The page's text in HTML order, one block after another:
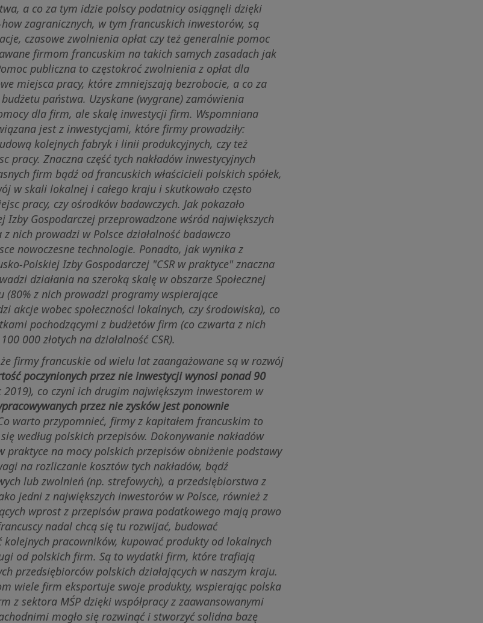
a co za tym idzie polscy podatnicy osiągnęli dzięki
zagranicznych, w tym francuskich inwestorów, są
czasowe zwolnienia opłat czy też generalnie pomoc
firmom francuskim na takich samych zasadach jak
publiczna to częstokroć zwolnienia z opłat dla
miejsca pracy, które zmniejszają bezrobocie, a co za
państwa. Uzyskane (wygrane) zamówienia
dla firm, ale skalę inwestycji firm. Wspomniana
jest z inwestycjami, które firmy prowadziły:
kolejnych fabryk i linii produkcyjnych, czy też
pracy. Znaczna część tych nakładów inwestycyjnych
firm bądź od francuskich właścicieli polskich spółek,
w skali lokalnej i całego kraju i skutkowało często
pracy, czy ośrodków badawczych. Jak pokazało
Izby Gospodarczej przeprowadzone wśród największych
nich prowadzi w Polsce działalność badawczo
nowoczesne technologie. Ponadto, jak wynika z
Polskiej Izby Gospodarczej "CSR w praktyce" znaczna
działania na szeroką skalę w obszarze Społecznej
(80% z nich prowadzi programy wspierające
akcje wobec społeczności lokalnych, czy środowiska), co
pochodzącymi z budżetów firm (co czwarta z nich
000 złotych na działalność CSR).
firmy francuskie od wielu lat zaangażowane są w rozwój
poczynionych przez nie inwestycji wynosi ponad 90
co czyni ich drugim największym inwestorem w
przez nie zysków jest ponownie
warto przypomnieć, firmy z kapitałem francuskim to
według polskich przepisów. Dokonywanie nakładów
praktyce na mocy polskich przepisów obniżenie podstawy
na rozliczanie kosztów tych nakładów, bądź
lub zwolnień (np. strefowych), a przedsiębiorstwa z
jedni z największych inwestorów w Polsce, również z
wprost z przepisów prawa podatkowego mają prawo
nadal chcą się tu rozwijać, budować
pracowników, kupować produkty od lokalnych
od polskich firm. Są to wydatki firm, które trafiają
przedsiębiorców polskich działających w naszym kraju.
wiele firm eksportuje swoje produkty, wspierając polska
z sektora MŚP dzięki współpracy z zaawansowanymi
mogło się rozwinąć i stworzyć solidna bazę